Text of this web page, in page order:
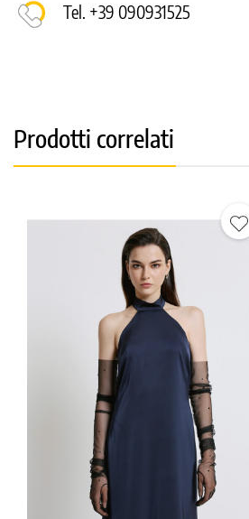
Tel. +39 090931525
Prodotti correlati